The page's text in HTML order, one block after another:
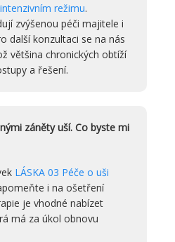
režimu.
zvýšenou péči majitele i
další konzultaci se na nás
většina chronických obtíží
a řešení.
záněty uší. Co byste mi
LÁSKA 03 Péče o uši
i na ošetření
je vhodné nabízet
má za úkol obnovu